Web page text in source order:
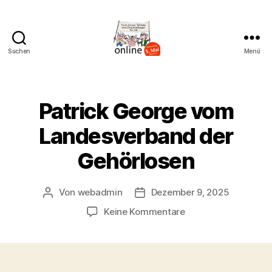
Suchen Menü
Patrick George vom
Landesverband der
Gehörlosen
Beitragsautor
Von webadmin Beitragsdatum
Dezember 9, 2025
Keine Kommentarezu